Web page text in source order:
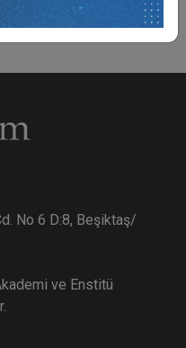
No 6 D:8, Beşiktaş/
ve Enstitü